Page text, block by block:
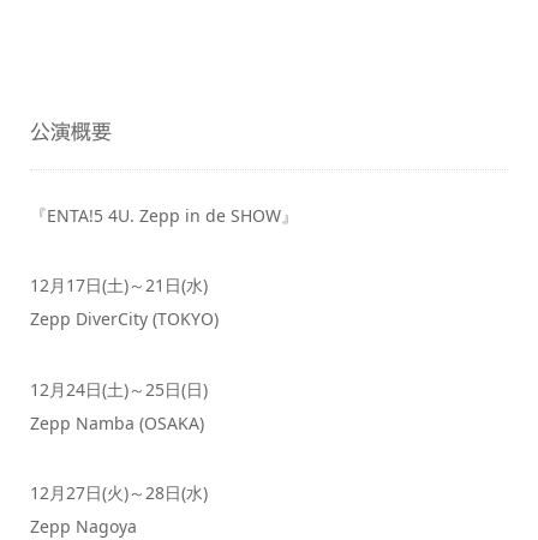
公演概要
『ENTA!5 4U. Zepp in de SHOW』
12月17日(土)～21日(水)
Zepp DiverCity (TOKYO)
12月24日(土)～25日(日)
Zepp Namba (OSAKA)
12月27日(火)～28日(水)
Zepp Nagoya